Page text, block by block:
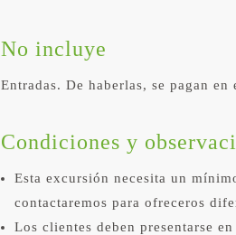
No incluye
Entradas. De haberlas, se pagan en
Condiciones y
Esta excursión necesita un
contactaremos para ofreceros
Los clientes deben presentarse